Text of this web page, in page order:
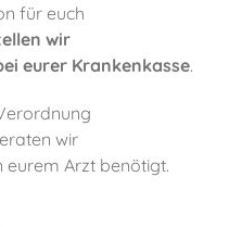
für euch
wir
eurer Krankenkasse.
wir
eurem Arzt benötigt.